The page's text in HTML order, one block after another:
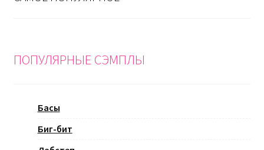
ПОПУЛЯРНЫЕ СЭМПЛЫ
Басы
Биг-бит